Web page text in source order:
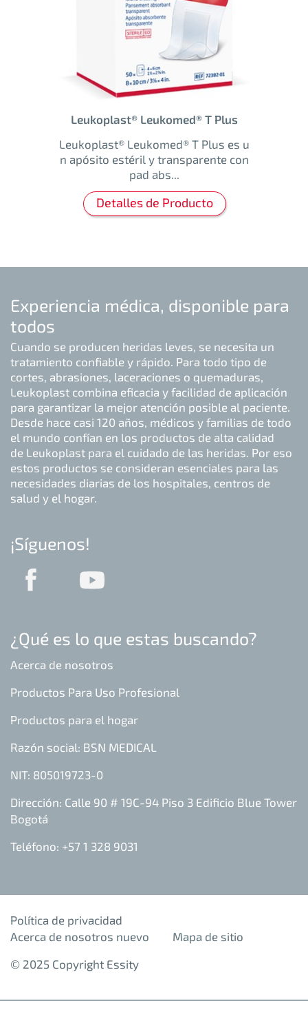
Leukoplast® Leukomed® T Plus
Leukoplast® Leukomed® T Plus es u
n apósito estéril y transparente con
pad abs...
Detalles de Producto
Experiencia médica, disponible para
todos
Cuando se producen heridas leves, se necesita un
tratamiento confiable y rápido. Para todo tipo de
cortes, abrasiones, laceraciones o quemaduras,
Leukoplast combina eficacia y facilidad de aplicación
para garantizar la mejor atención posible al paciente.
Desde hace casi 120 años, médicos y familias de todo
el mundo confían en los productos de alta calidad
de Leukoplast para el cuidado de las heridas. Por eso
estos productos se consideran esenciales para las
necesidades diarias de los hospitales, centros de
salud y el hogar.
¡Síguenos!
¿Qué es lo que estas buscando?
Acerca de nosotros
Productos Para Uso Profesional
Productos para el hogar
Razón social: BSN MEDICAL
NIT: 805019723-0
Dirección: Calle 90 # 19C-94 Piso 3 Edificio Blue Tower
Bogotá
Teléfono: +57 1 328 9031
Política de privacidad
Acerca de nosotros nuevo
Mapa de sitio
© 2025 Copyright Essity